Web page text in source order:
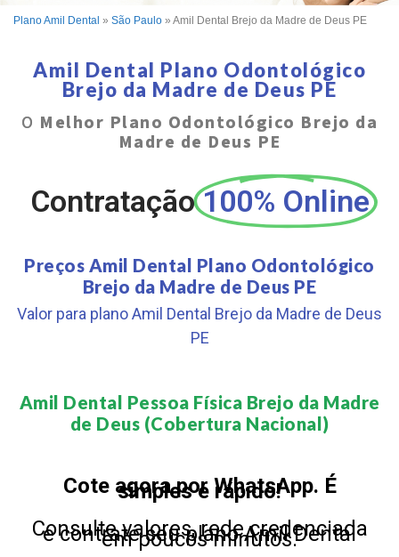
Plano Amil Dental » São Paulo » Amil Dental Brejo da Madre de Deus PE
Amil Dental Plano Odontológico
Brejo da Madre de Deus PE
O Melhor Plano Odontológico Brejo da
Madre de Deus PE
Contratação 100% Online
Preços Amil Dental Plano Odontológico
Brejo da Madre de Deus PE
Valor para plano Amil Dental Brejo da Madre de Deus
PE
Amil Dental Pessoa Física Brejo da Madre
de Deus (Cobertura Nacional)​
Cote agora por WhatsApp. É
simples e rápido!
Consulte valores, rede credenciada
e contrate seu plano Amil Dental
em poucos minutos.